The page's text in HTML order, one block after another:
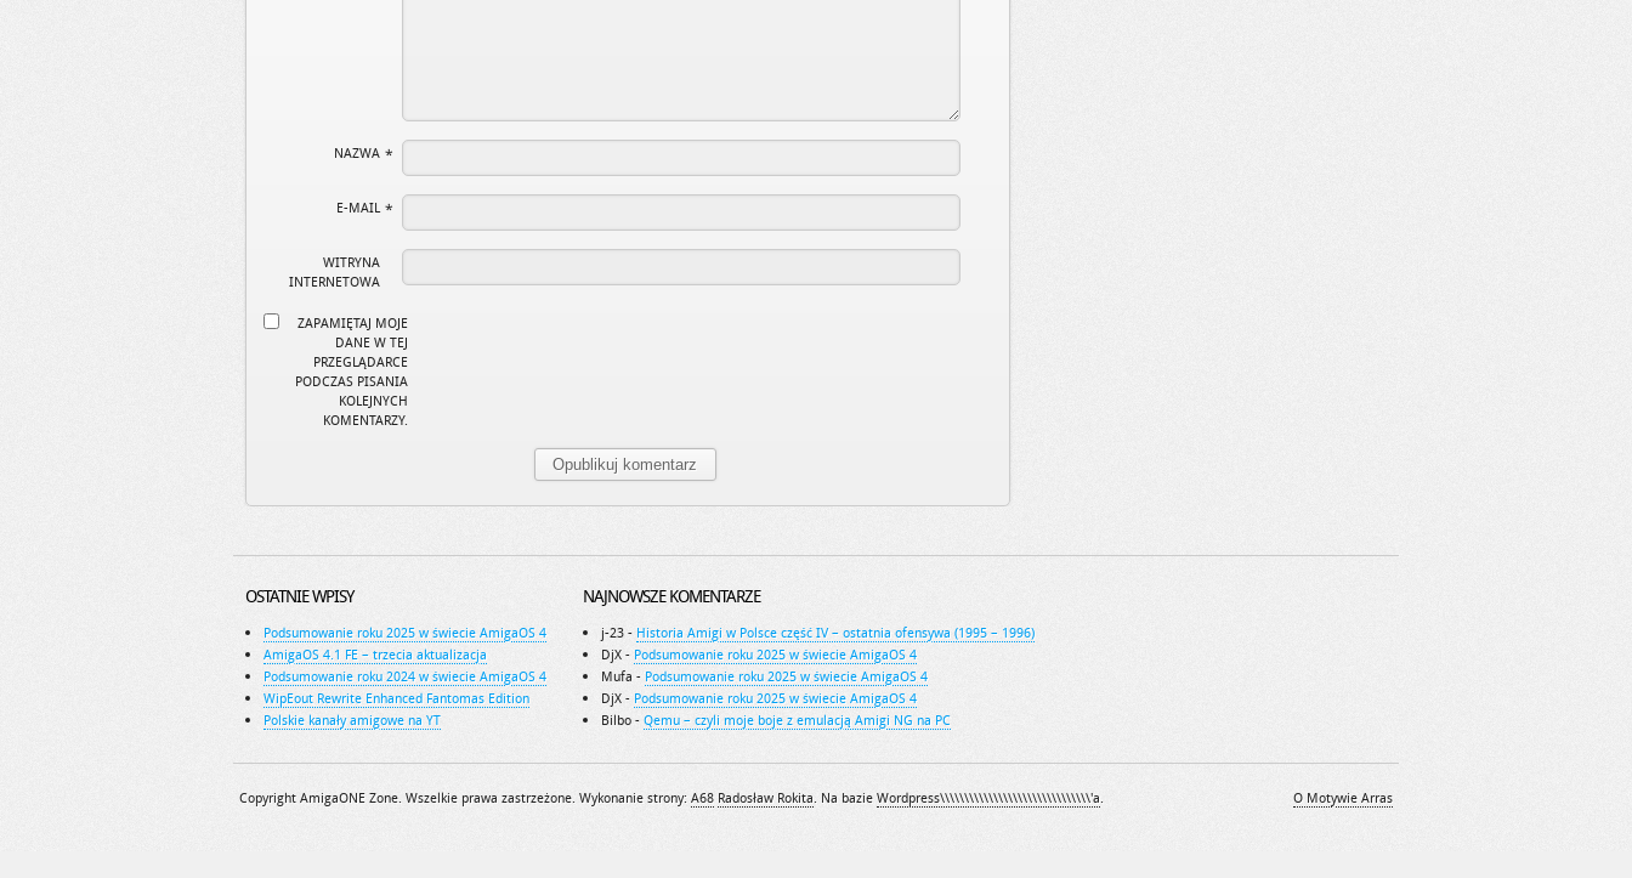
NAZWA *
E-MAIL *
WITRYNA
INTERNETOWA
ZAPAMIĘTAJ MOJE
DANE W TEJ
PRZEGLĄDARCE
PODCZAS PISANIA
KOLEJNYCH
KOMENTARZY.
OSTATNIE WPISY
Podsumowanie roku 2025 w świecie AmigaOS 4
AmigaOS 4.1 FE – trzecia aktualizacja
Podsumowanie roku 2024 w świecie AmigaOS 4
WipEout Rewrite Enhanced Fantomas Edition
Polskie kanały amigowe na YT
NAJNOWSZE KOMENTARZE
j-23 - Historia Amigi w Polsce część IV – ostatnia ofensywa (1995 – 1996)
DjX - Podsumowanie roku 2025 w świecie AmigaOS 4
Mufa - Podsumowanie roku 2025 w świecie AmigaOS 4
DjX - Podsumowanie roku 2025 w świecie AmigaOS 4
Bilbo - Qemu – czyli moje boje z emulacją Amigi NG na PC
O Motywie Arras
Copyright AmigaONE Zone. Wszelkie prawa zastrzeżone. Wykonanie strony: A68 Radosław Rokita. Na bazie Wordpress\\\\\\\\\\\\\\\\\\\\\\\\\\\\\\\'a.